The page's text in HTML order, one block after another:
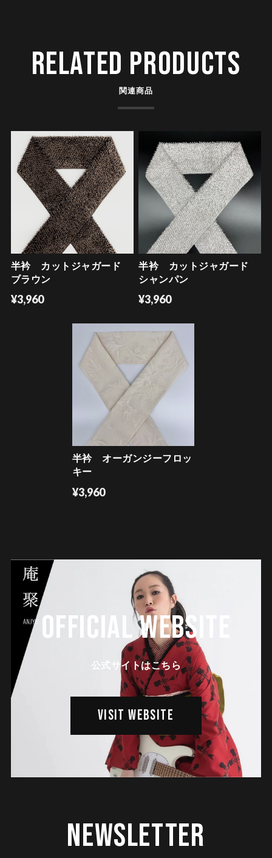
RELATED PRODUCTS
関連商品
半衿 カットジャガード
ブラウン
¥3,960
半衿 カットジャガード
シャンパン
¥3,960
半衿 オーガンジーフロッ
キー
¥3,960
OFFICIAL WEBSITE
公式サイトはこちら
VISIT WEBSITE
Newsletter